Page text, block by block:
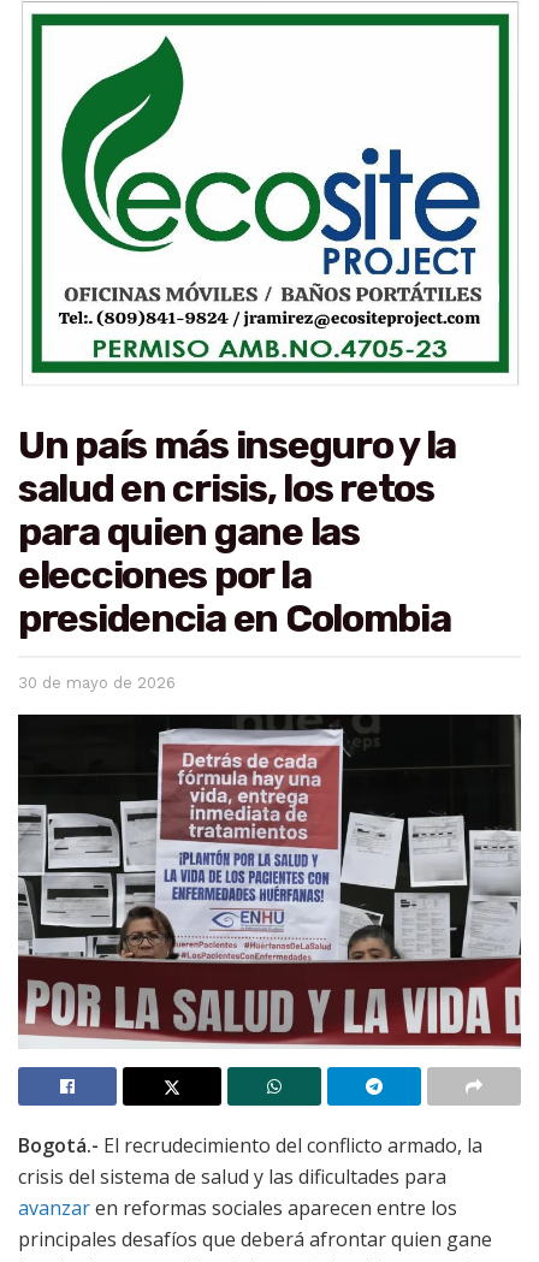
Un país más inseguro y la
salud en crisis, los retos
para quien gane las
elecciones por la
presidencia en Colombia
30 de mayo de 2026
Bogotá.- El recrudecimiento del conflicto armado, la
crisis del sistema de salud y las dificultades para
avanzaren reformas sociales aparecen entre los
principales desafíos que deberá afrontar quien gane